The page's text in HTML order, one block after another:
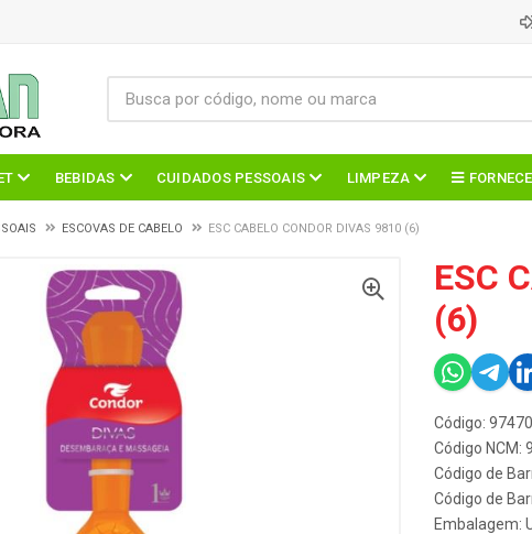
BEBIDAS CUIDADOS PESSOAIS LIMPEZA
ESCOVAS DE CABELO ESC CABELO CONDOR DIVAS 9810 (6)
ESC
(6)
Código:
Código NCM:
Código de
Código de
Embalagem: